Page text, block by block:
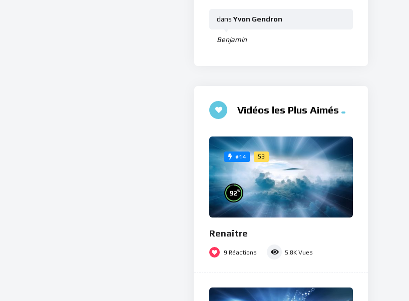
Benjamin
dansYvon Gendron
Vidéos les Plus Aimés
#14 53
92%
Renaître
9 Réactions 5.8K Vues